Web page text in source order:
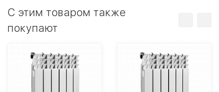
C этим товаром также
покупают